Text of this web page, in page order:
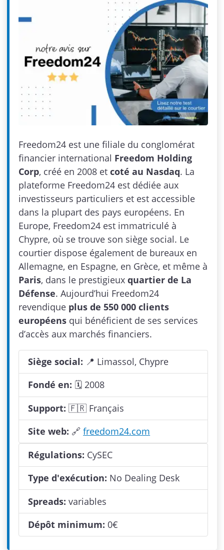
Freedom24 est une filiale du conglomérat
financier international Freedom Holding
Corp, créé en 2008 et coté au Nasdaq. La
plateforme Freedom24 est dédiée aux
investisseurs particuliers et est accessible
dans la plupart des pays européens. En
Europe, Freedom24 est immatriculé à
Chypre, où se trouve son siège social. Le
courtier dispose également de bureaux en
Allemagne, en Espagne, en Grèce, et même à
Paris, dans le prestigieux quartier de La
Défense. Aujourd’hui Freedom24
revendique plus de 550 000 clients
européensqui bénéficient de ses services
d’accès aux marchés financiers.
Siège social: 📍 Limassol, Chypre
Fondé en: 🗓 2008
Support: 🇫🇷 Français
Site web: 🔗freedom24.com
Régulations: CySEC
Type d'exécution: No Dealing Desk
Spreads: variables
Dépôt minimum: 0€